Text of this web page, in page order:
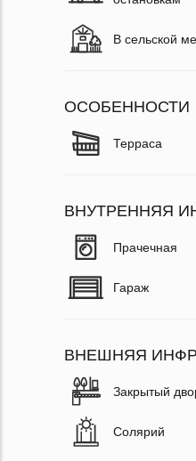
В сельской
ОСОБЕННОСТИ
Терраса
ВНУТРЕННЯЯ
Прачечная
Гараж
ВНЕШНЯЯ
Закрытый
Солярий